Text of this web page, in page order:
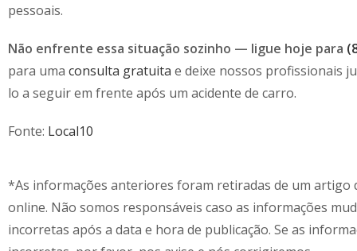
pessoais.
Não enfrente essa situação sozinho — ligue hoje para
para uma consulta gratuita e deixe nossos profissionais
lo a seguir em frente após um acidente de carro.
Fonte: Local10
*As informações anteriores foram retiradas de um artigo
online. Não somos responsáveis caso as informações
incorretas após a data e hora de publicação. Se as